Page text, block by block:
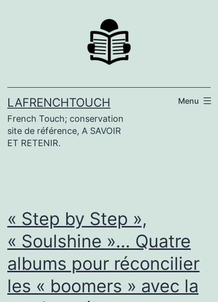
LAFRENCHTOUCH
French Touch; conservation
site de référence, A SAVOIR
ET RETENIR.
Menu
« Step by Step »,
« Soulshine »… Quatre
albums pour réconcilier
les « boomers » avec la